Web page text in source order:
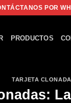
POR
PRODUCTOS
TARJETA